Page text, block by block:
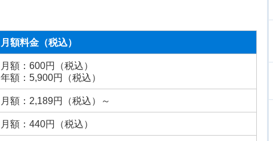
月額料金（税込）
月額：600円（税込）
年額：5,900円（税込）
月額：2,189円（税込）～
月額：440円（税込）